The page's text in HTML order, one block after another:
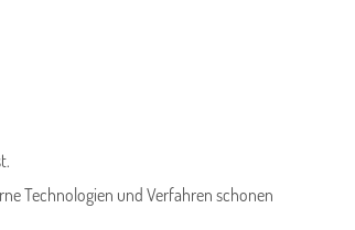
Technologien und Verfahren schonen